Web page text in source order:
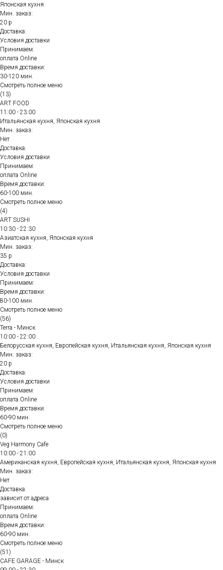
Японская кухня
Мин. заказ:
20 р
Доставка:
Условия доставки
Принимаем:
оплата Online
Время доставки:
30-120 мин.
Смотреть полное меню
(13)
ART FOOD
11:00 - 23:00
Итальянская кухня, Японская кухня
Мин. заказ:
Нет
Доставка:
Условия доставки
Принимаем:
оплата Online
Время доставки:
60-100 мин.
Смотреть полное меню
(4)
ART SUSHI
10:30 - 22:30
Азиатская кухня, Японская кухня
Мин. заказ:
35 р
Доставка:
Условия доставки
Принимаем:
Время доставки:
80-100 мин.
Смотреть полное меню
(56)
Terra - Минск
10:00 - 22:00
Белорусская кухня, Европейская кухня, Итальянская кухня, Японская кухня
Мин. заказ:
20 р
Доставка:
Условия доставки
Принимаем:
оплата Online
Время доставки:
60-90 мин.
Смотреть полное меню
(0)
Veg Harmony Cafe
10:00 - 21:00
Американская кухня, Европейская кухня, Итальянская кухня, Японская кухня
Мин. заказ:
Нет
Доставка:
зависит от адреса
Принимаем:
оплата Online
Время доставки:
60-90 мин.
Смотреть полное меню
(51)
CAFE GARAGE - Минск